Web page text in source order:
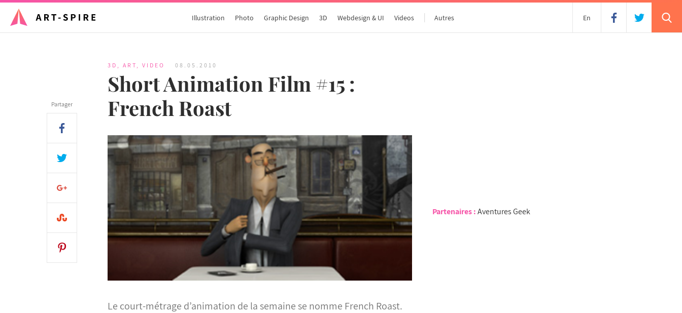
Illustration Photo Graphic Design 3D Webdesign & UI Videos Autres En
Partenaires :Aventures Geek
3D , ART , VIDEO 08.05.2010
Short Animation Film #15 :
French Roast
Le court-métrage d’animation de la semaine se nomme French Roast.
Partager